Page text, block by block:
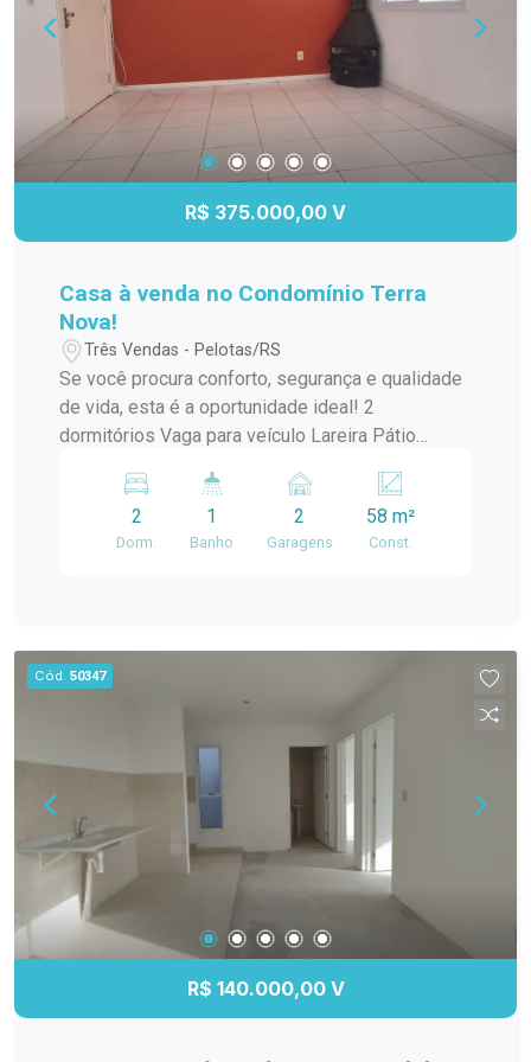
R$ 375.000,00 V
Casa à venda no Condomínio Terra
Nova!
Três Vendas - Pelotas/RS
Se você procura conforto, segurança e qualidade
de vida, esta é a oportunidade ideal! 2
dormitórios Vaga para veículo Lareira Pátio
e segurança para toda a família. Agende sua
visita e venha conhecer seu novo lar!
2
Dorm.
1
Banho
2
Garagens
58 m²
Const.
Cód. 50347
R$ 140.000,00 V